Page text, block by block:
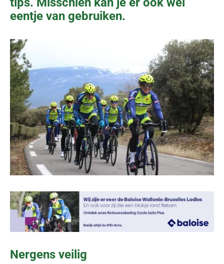
eentje van gebruiken.
Nergens veilig